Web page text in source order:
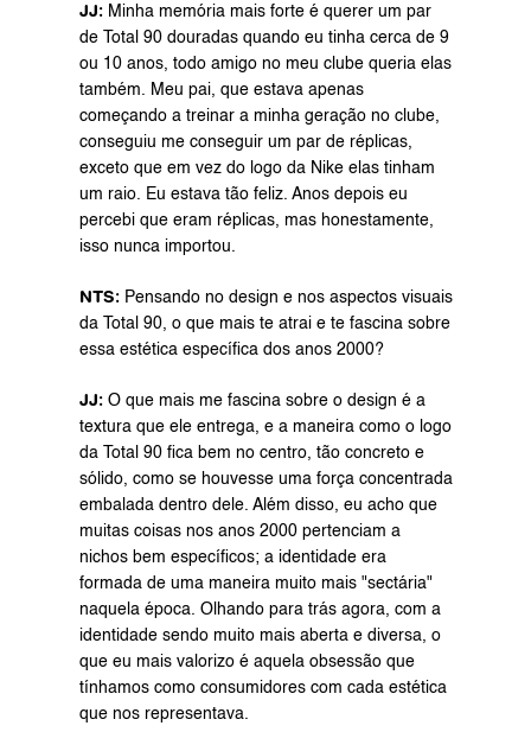
JJ: Minha memória mais forte é querer um par
de Total 90 douradas quando eu tinha cerca de 9
ou 10 anos, todo amigo no meu clube queria elas
também. Meu pai, que estava apenas
começando a treinar a minha geração no clube,
conseguiu me conseguir um par de réplicas,
exceto que em vez do logo da Nike elas tinham
um raio. Eu estava tão feliz. Anos depois eu
percebi que eram réplicas, mas honestamente,
isso nunca importou.
NTS: Pensando no design e nos aspectos visuais
da Total 90, o que mais te atrai e te fascina sobre
essa estética específica dos anos 2000?
JJ: O que mais me fascina sobre o design é a
textura que ele entrega, e a maneira como o logo
da Total 90 fica bem no centro, tão concreto e
sólido, como se houvesse uma força concentrada
embalada dentro dele. Além disso, eu acho que
muitas coisas nos anos 2000 pertenciam a
nichos bem específicos; a identidade era
formada de uma maneira muito mais "sectária"
naquela época. Olhando para trás agora, com a
identidade sendo muito mais aberta e diversa, o
que eu mais valorizo é aquela obsessão que
tínhamos como consumidores com cada estética
que nos representava.